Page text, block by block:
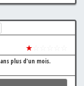
★
plus d'un mois.